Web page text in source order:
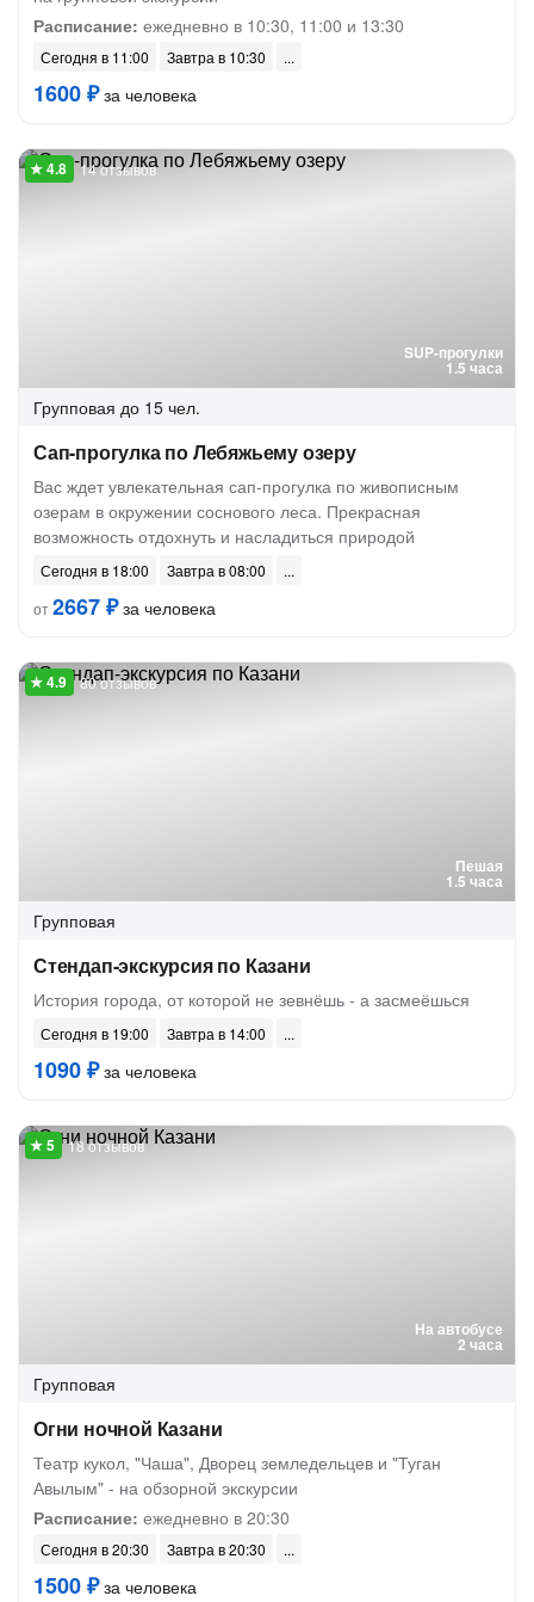
Расписание: ежедневно в 10:30, 11:00 и 13:30
Сегодня в 11:00 Завтра в 10:30
1600 ₽за человека
SUP-прогулки
1.5 часа
14 отзывов
Групповая до 15 чел.
Сап-прогулка по Лебяжьему озеру
Вас ждет увлекательная сап-прогулка по живописным
озерам в окружении соснового леса. Прекрасная
возможность отдохнуть и насладиться природой
Сегодня в 18:00
Завтра в 08:00
от2667 ₽за человека
Пешая
1.5 часа
80 отзывов
Групповая
Стендап-экскурсия по Казани
История города, от которой не зевнёшь - а засмеёшься
Сегодня в 19:00 Завтра в 14:00
1090 ₽за человека
На автобусе
2 часа
18 отзывов
Групповая
Огни ночной Казани
Театр кукол, "Чаша", Дворец земледельцев и "Туган
Авылым" - на обзорной экскурсии
Расписание: ежедневно в 20:30
Сегодня в 20:30 Завтра в 20:30
1500 ₽за человека